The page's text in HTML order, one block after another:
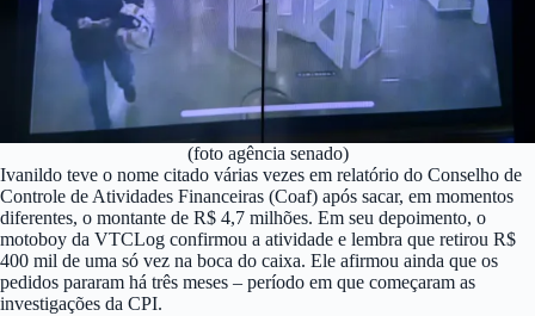
(foto agência senado)
Ivanildo teve o nome citado várias vezes em relatório do Conselho de
Controle de Atividades Financeiras (Coaf) após sacar, em momentos
diferentes, o montante de R$ 4,7 milhões. Em seu depoimento, o
motoboy da VTCLog confirmou a atividade e lembra que retirou R$
400 mil de uma só vez na boca do caixa. Ele afirmou ainda que os
pedidos pararam há três meses – período em que começaram as
investigações da CPI.